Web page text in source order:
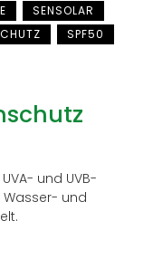
SENSOLAR
SPF50
und UVB-
Wasser- und